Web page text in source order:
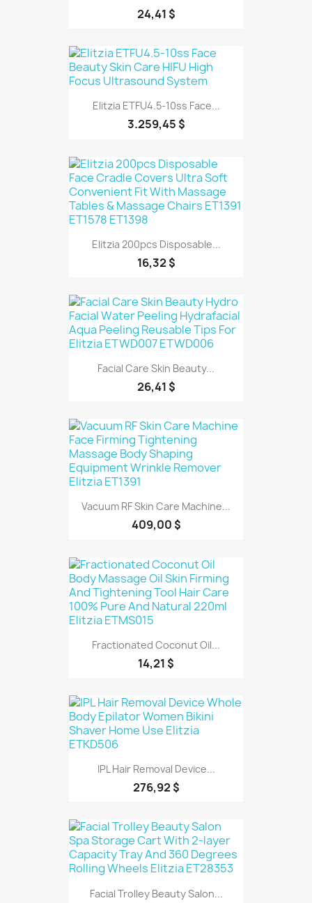
24,41 $
Elitzia ETFU4.5-10ss Face...
3.259,45 $
Elitzia 200pcs Disposable...
16,32 $
Facial Care Skin Beauty...
26,41 $
Vacuum RF Skin Care Machine...
409,00 $
Fractionated Coconut Oil...
14,21 $
IPL Hair Removal Device...
276,92 $
Facial Trolley Beauty Salon...